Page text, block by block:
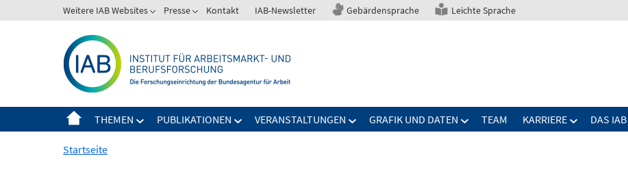
zum
Weitere IAB Websites Presse Kontakt IAB-Newsletter Gebärdensprache Leichte Sprache
THEMEN PUBLIKATIONEN VERANSTALTUNGEN GRAFIK UND DATEN TEAM KARRIERE DAS IAB
Startseite